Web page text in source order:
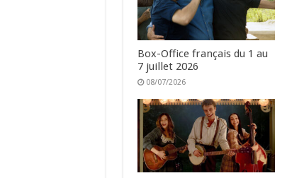
Box-Office français du 1 au
7 juillet 2026
08/07/2026